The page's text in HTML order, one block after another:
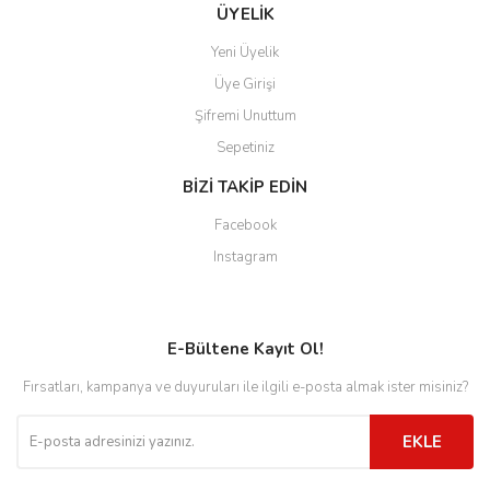
ÜYELİK
Yeni Üyelik
Üye Girişi
Şifremi Unuttum
Sepetiniz
BİZİ TAKİP EDİN
Facebook
Instagram
E-Bültene Kayıt Ol!
Fırsatları, kampanya ve duyuruları ile ilgili e-posta almak ister misiniz?
EKLE